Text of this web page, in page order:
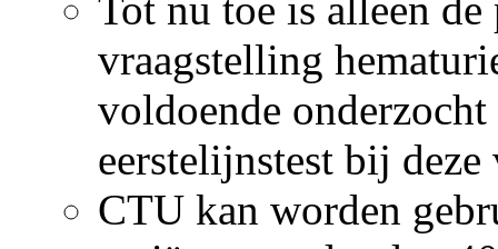
Tot nu toe is alleen
vraagstelling
voldoende
eerstelijnstest bij
CTU kan worden